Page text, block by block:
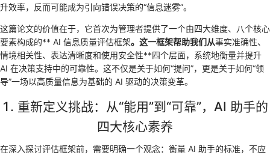
升效率，反而可能成为引向错误决策的“信息迷雾”。
这篇论文的价值在于，它首次为管理者提供了一个由四大维度、八个核心
要素构成的** AI 信息质量评估框架。这一框架帮助我们从事实准确性、
情境相关性、表达清晰度和使用安全性**四个层面，系统地衡量并提升
AI 在决策支持中的可靠性。这不仅是关于如何“提问”，更是关于如何“领
导”一场以高质量信息为基础的 AI 驱动的决策变革。
1. 重新定义挑战：从“能用”到“可靠”，AI 助手的
四大核心素养
在深入探讨评估框架前，需要明确一个观念：衡量 AI 助手的标准，不应